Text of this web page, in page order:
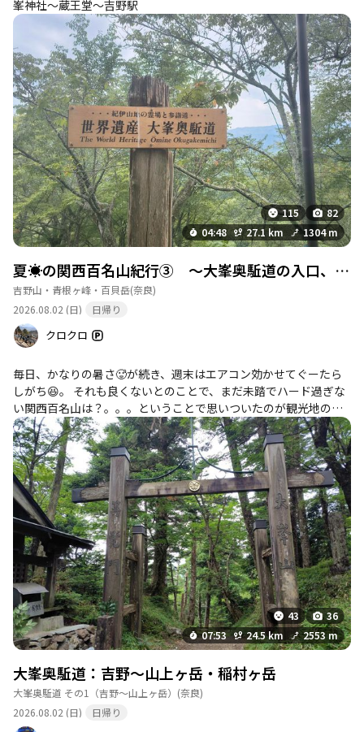
…続きを見る
あきつの小野公園駐
車場トイレ
詳細を見る
利用時期：通年 設備：水洗・温水洗浄便座（ウ
ォシュレット）・トイレットペーパー設置・足洗
い場 補足情報：清潔で近代的です。トイレットペ
ーパー設置です。先はしばらくトイレ無しです。
このポイントを通過するコース
吉水神社-吉野水分神社-金峯神社-青根ヶ峰 縦走
コース
トイレ
利用時期：通年 設備：公衆トイレ・観光案内所
り、案内所と待合所裏に設置されています。
弘法大師の道
中の橋公衆トイレ
詳細を見る
利用時期：通年 設備：水洗・トイレットペーパ
ー完備・洋式 補足情報：清潔で整備されている
です。冬期は路面凍結や積雪でアクセス注意で
す。
このポイントを通過するコース
弘法大師の道
トイレ
詳細を見る
利用時期：通年 補足情報：駐車場前に綺麗なト
イレありです。境内手前にも有り、雰囲気に合っ
た設備です。
このポイントを通過するコース
弘法大師の道
峯神社～蔵王堂～吉野駅
115
82
04:48
27.1 km 1304 m
夏☀の関西百名山紀行③ 〜大峯奥駈道の入口、吉野観光と青根ヶ峰〜
吉野山・青根ヶ峰・百貝岳(奈良)
2026.08.02 (日)
日帰り
クロクロ
毎日、かなりの暑さ🥵が続き、週末はエアコン効かせてぐーたら
しがち😆。 それも良くないとのことで、まだ未踏でハード過ぎな
い関西百名山は？。。。ということで思いついたのが観光地の吉
野山。その最高峰＆大峯奥駈道の入口の山でもある青根ヶ峰に。
暑い🥵中ではありましたが、観光地なだけに道も整備され登りや
すく、名所・旧跡など周りきれないほど多く、途中の中千本手前
くらいまでは自販機もあったりで補給もさほど困らないところは
良かったです😄。。 ただ、本来はここは桜🌸の季節に行きたいと
ころではありますが😅。。
43
36
07:53
24.5 km 2553 m
大峯奥駈道：吉野〜山上ヶ岳・稲村ヶ岳
大峯奥駈道 その1（吉野～山上ヶ岳） (奈良)
2026.08.02 (日)
日帰り